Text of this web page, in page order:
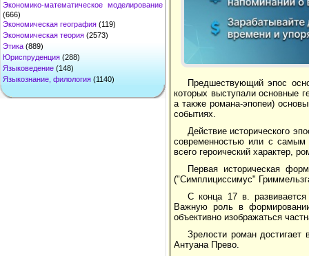
Экономико-математическое моделирование
(666)
Экономическая география (119)
Экономическая теория (2573)
Этика (889)
Юриспруденция (288)
Языковедение (148)
Языкознание, филология (1140)
Предшествующий эпос
которых выступали основные
а также романа-эпопеи)
событиях.
Действие исторического
современностью или с
всего героический характер,
Первая историческая
("Симплициссимус"
С конца 17 в.
Важную роль в
объективно изображаться
Зрелости роман
Антуана Прево.